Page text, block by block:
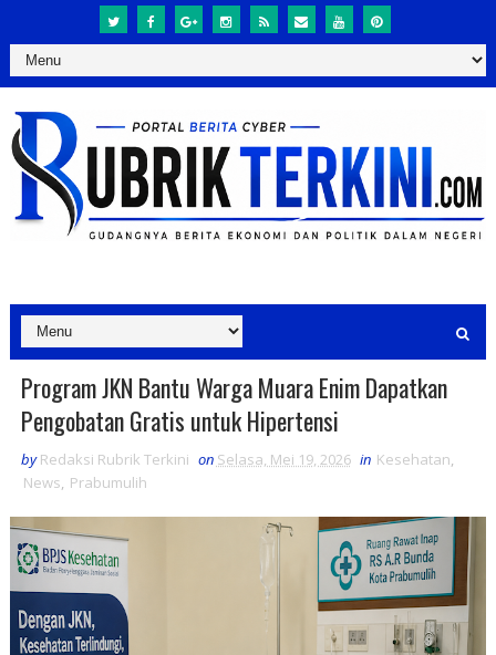
Program JKN Bantu Warga Muara Enim Dapatkan
Pengobatan Gratis untuk Hipertensi
by Redaksi Rubrik Terkini on Selasa, Mei 19, 2026 in Kesehatan,
News, Prabumulih